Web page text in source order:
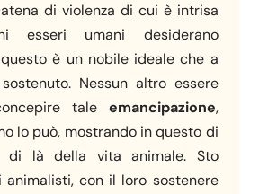
di violenza di cui è intrisa
esseri umani desiderano
è un nobile ideale che a
Nessun altro essere
tale emancipazione,
lo può, mostrando in questo di
di là della vita animale. Sto
con il loro sostenere